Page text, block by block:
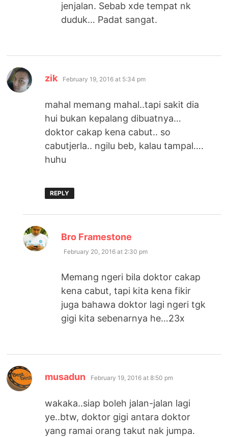
jenjalan. Sebab xde tempat nk
duduk… Padat sangat.
zik says:
February 19, 2016 at 5:34 pm
mahal memang mahal..tapi sakit dia
hui bukan kepalang dibuatnya…
doktor cakap kena cabut.. so
cabutjerla.. ngilu beb, kalau tampal….
huhu
REPLY
Bro Framestone
February 20, 2016 at 2:30 pm
Memang ngeri bila doktor cakap
kena cabut, tapi kita kena fikir
juga bahawa doktor lagi ngeri tgk
gigi kita sebenarnya he…23x
musadun says:
February 19, 2016 at 8:50 pm
wakaka..siap boleh jalan-jalan lagi
ye..btw, doktor gigi antara doktor
yang ramai orang takut nak jumpa.